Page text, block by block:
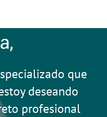
que
deseando
profesional